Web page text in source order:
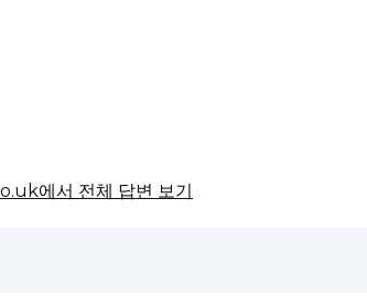
에서 전체 답변 보기